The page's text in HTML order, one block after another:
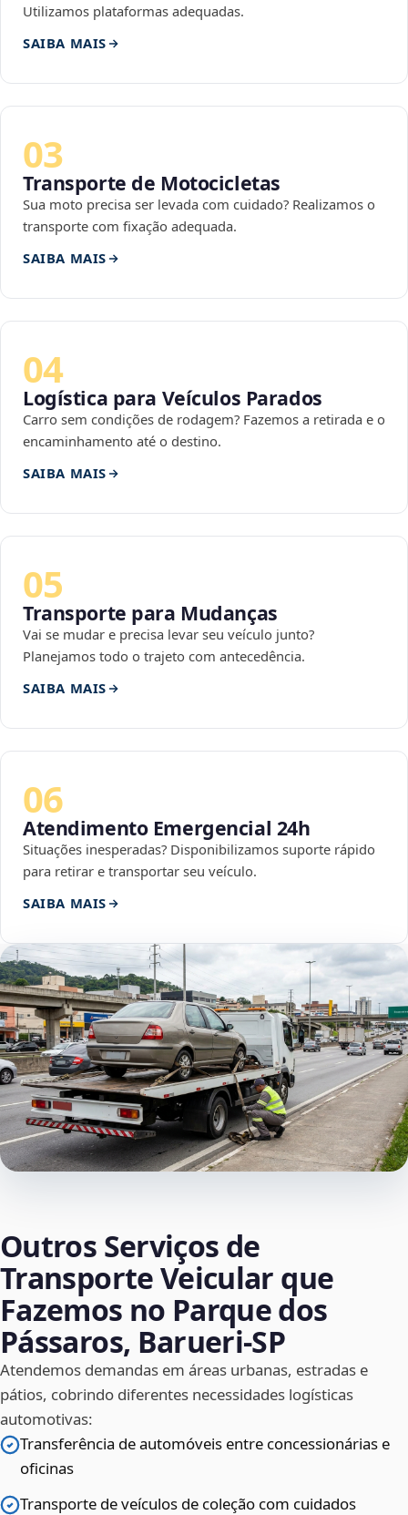
Utilizamos plataformas adequadas.
SAIBA MAIS
03
Transporte de Motocicletas
Sua moto precisa ser levada com cuidado? Realizamos o
transporte com fixação adequada.
SAIBA MAIS
04
Logística para Veículos Parados
Carro sem condições de rodagem? Fazemos a retirada e o
encaminhamento até o destino.
SAIBA MAIS
05
Transporte para Mudanças
Vai se mudar e precisa levar seu veículo junto?
Planejamos todo o trajeto com antecedência.
SAIBA MAIS
06
Atendimento Emergencial 24h
Situações inesperadas? Disponibilizamos suporte rápido
para retirar e transportar seu veículo.
SAIBA MAIS
Outros Serviços de
Transporte Veicular que
Fazemos no Parque dos
Pássaros, Barueri‑SP
Atendemos demandas em áreas urbanas, estradas e
pátios, cobrindo diferentes necessidades logísticas
automotivas:
Transferência de automóveis entre concessionárias e
oficinas
Transporte de veículos de coleção com cuidados